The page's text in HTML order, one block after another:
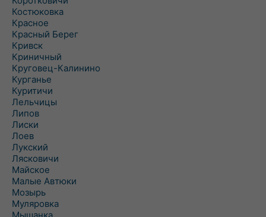
Костюковка
Красное
Красный Берег
Кривск
Криничный
Круговец-Калинино
Курганье
Куритичи
Лельчицы
Липов
Лиски
Лоев
Лукский
Лясковичи
Майское
Малые Автюки
Мозырь
Муляровка